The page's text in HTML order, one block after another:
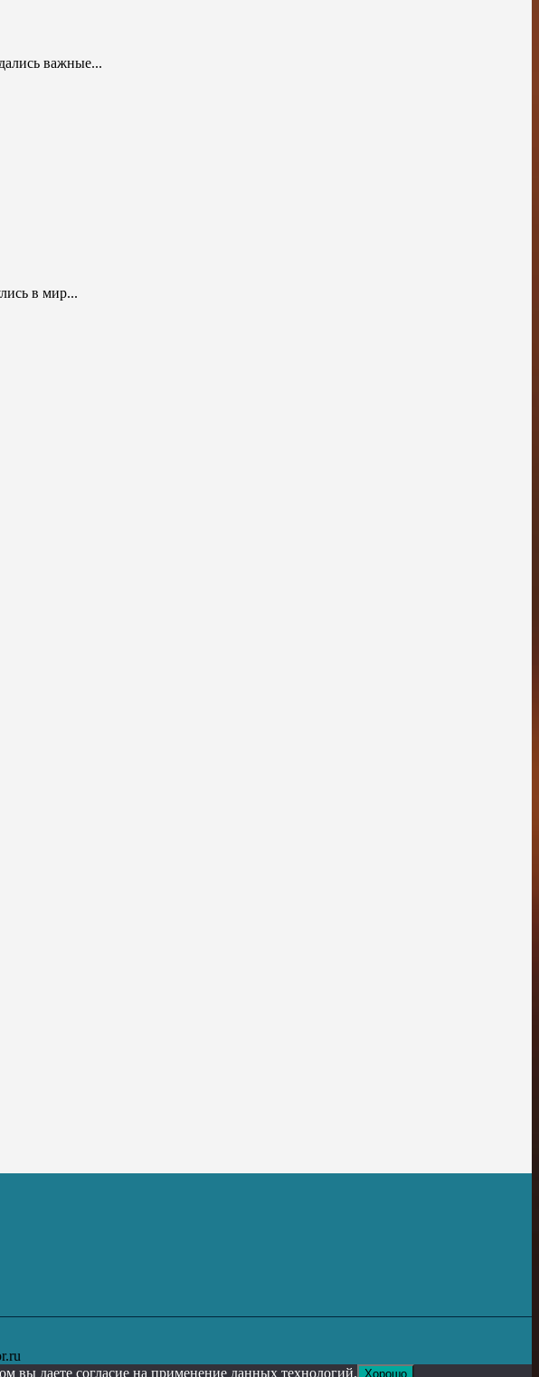
важные...
в мир...
вы даете согласие на применение данных технологий. Хорошо